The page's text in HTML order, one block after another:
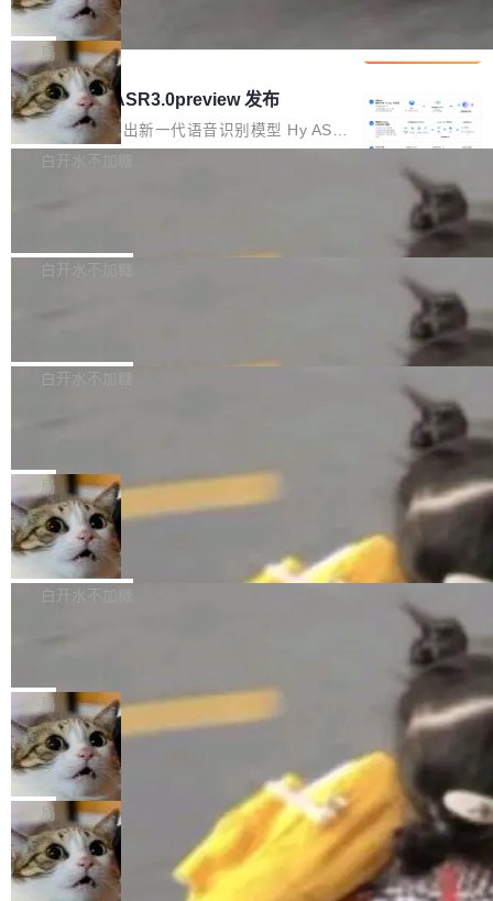
代码检索手段（如关键词匹配、目录遍历）仅能
在语法层面完成文本定位，难以触及代码的语义
内涵与结构关联，导致开发者使用代码智能体在
理解大规模代码仓时面临显著"代码仓理解"瓶
颈。 代码仓深度理解服务（以下简称" CodeBas
e深度理解服务"）是华为云码道（CodeA...
短剧部门，有互联网大厂背景。在公司内部架构
调整期间，部门三次通知全员将数据从A集群迁
移到B集群，王某都回复了"收到"。 他没有迁移
数据。2024年9月3日下午4点，他使用此前登录
的账号密码进入A集群，输入了一条被程序员圈
称为"删库跑路"的命令——最高管理员权限、无
自研的多个文生3D和...
che 量化 + 权重压缩，吞吐量提升 4
1%，成本降 30%
Kimi 和 GLM 是当前最强的大模型系列之一，但
它们有一个共同的问题：太吃显存了。月之暗面
的 Kimi K 系列和智谱的 GLM 都是长上下文、M
oE 架构的大模型，好用到让人上瘾，但 GPU 显
存永远不够用。 Cloudflare 的 Workers AI 团队
一直在跑这些模型的推理。他们在官方博客上发
整性保护。效果是：吞吐量提升 41%，每 token
局
腾讯混元 Hy ASR3.0preview 发布
腾讯混元正式推出新一代语音识别模型 Hy ASR
3.0preview。基于最新一代大语言模型 Hy3 的
让语音识别不再只是听清，而是真正听懂。通过
w 不要求标准普通话，方言识别覆盖粤语、吴语
白开水不加糖
新和少量网页兼容性修复版本。 Changes/fixe
容提供的字体时出现的几个问题 为避免音频加
质的最低采样率）的音频格式将被拒绝 修复了 C
SS 圆角虚线样式中可能存在的问题 如果表单中
的图像元素不在同一个子树中，则它们将不再关
联 加...
白开水不加糖
发布的 Release Notes，他利用 AI 工具（如 Co
最强的若干项。对于尚未正式发版的 PG 19，则
通过拉取过去一年内（从 PG 18 Beta1 时间点
至今）的所有 commit，同样交由 AI 分析提炼。
经过人工复核，准确度令人满意。这一方法也为
社区爱好者提供了高效跟踪新版本的思路。
白开水不加糖
维护工作一直与我的日常工作、家务、社交生活
和休闲娱乐竞争时间。" 这是 libexpat 维护者 S
ebastian Pipping 写在博客里的话。8 月 4 日，
他宣布了一个新消息：从 2026 年 8 月 1 日起，
他可以全职维护 libexpat 了，最长 6 个月。发
库之一。你的操作系统、浏览器、无数的基础设
施软件，很可能都在用它。而过去十年，维护它
的人一直在用业余...
局
Firefox 153.0.3 发布
Firefox 153.0.3 现已发布，具体更新内容如
下： New Smart Window 包含多项增强功能：
gi?id=2019042">Bug&nbsp;2019042</a>）</l
i> <li>现在，助手可以直接使用 Exa 的网络搜索
结果回答问题，而无需将问题转交给搜索引擎。
（<a href="https://bugzilla.mozilla.org/show_
bug.cgi?id=204...
白开水不加糖
的 npm 包。项目的核心论点是：容器不适合 Ag
ent 计算。真正适合的，是 Isolate。 Cloudflare
工程师在这件事上没什么可谦虚的——他们用 W
orkers 跑了十年 Isolate。用 CEO Matthew Pri
nce 的话说：「我们一生都在用 Isolate 运行代
码，而 AI Agent 不需要容器，它们需要的是 Iso
late。」 容器为什么不合适 容器的问题在于启动
和销毁都太重了。一个 Agent 要执行的任务可能
局
OpenAI 公开邮件和聊天记录回应苹果
诉讼，称“Apple is getting this wron
g”
上个月，苹果一纸诉状把 OpenAI 告上法庭，指
控其挖角苹果前员工并窃取商业秘密。苹果的诉
状把 OpenAI 描述成一个系统性地从前东家挖
人、套取机密信息的对手。 OpenAI 没发律师
函，也没选择庭外沉默。它在官网贴了一篇博
局
HUAWEI MatePad Edge上架WorkBu
ddy鸿蒙PC版，说话就能干活的AI办公
全能AI工作台WorkBuddy鸿蒙PC版上架HUAWE